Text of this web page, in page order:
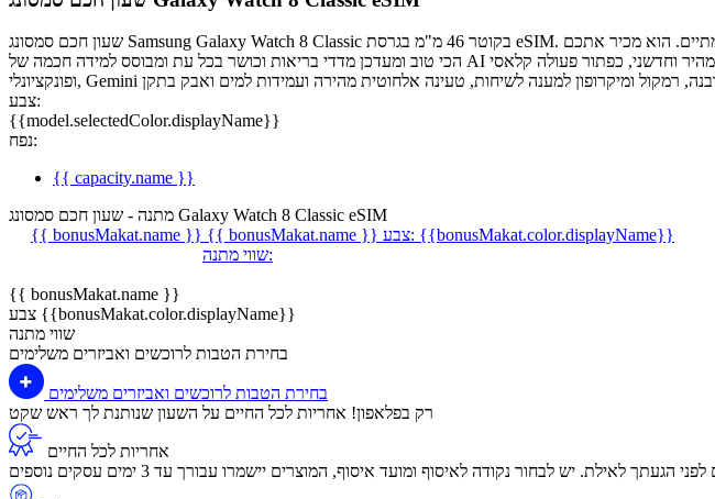
שעון חכם סמסונג Samsung Galaxy Watch 8 Classic בקוטר 46 מ"מ בגרסת eSIM. שעון שמחבר בין טכנולוגיה לעיצוב - אלגנטי, יוקרתי, תכשיט של ממש! עם מסגרת מסתובבת אייקונית וביצועים עוצמתיים. הוא מכיר אתכם
הכי טוב ומעדכן מדדי בריאות וכושר בכל עת ומבוסס למידה חכמה של AI כדי למדוד ולעקוב אחרי נתוני השינה ולהציע טיפים לשיפור במידת הצורך. בעל עיצוב קלאסי ונוח במיוחד, מעבד מהיר וחדשני, כפתור פעולה קלאסי
צבע:
{{model.selectedColor.displayName}}
נפח:
{{ capacity.name }}
מתנה - שעון חכם סמסונג Galaxy Watch 8 Classic eSIM
{{ bonusMakat.name }} {{ bonusMakat.name }} צבע: {{bonusMakat.color.displayName}}
שווי מתנה:
{{ bonusMakat.name }}
צבע {{bonusMakat.color.displayName}}
שווי מתנה
בחירת הטבות לרוכשים ואביזרים משלימים
בחירת הטבות לרוכשים ואביזרים משלימים
רק בפלאפון! אחריות לכל החיים על השעון שנותנת לך ראש שקט
אחריות לכל החיים